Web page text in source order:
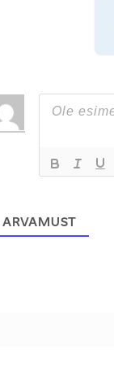
ARVAMUST